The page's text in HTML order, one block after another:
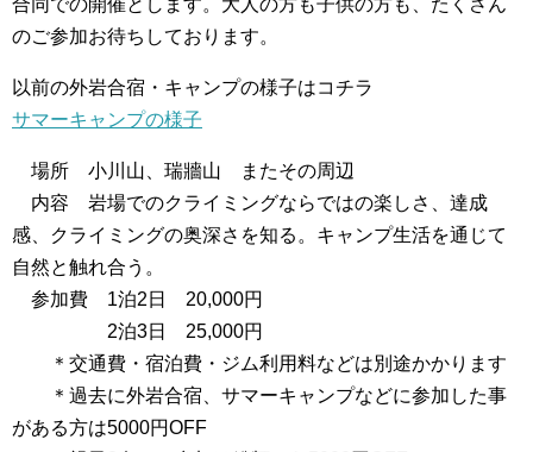
合同での開催とします。大人の方も子供の方も、たくさん
のご参加お待ちしております。
以前の外岩合宿・キャンプの様子はコチラ
サマーキャンプの様子
場所 小川山、瑞牆山 またその周辺
内容 岩場でのクライミングならではの楽しさ、達成
感、クライミングの奥深さを知る。キャンプ生活を通じて
自然と触れ合う。
参加費 1泊2日 20,000円
2泊3日 25,000円
＊交通費・宿泊費・ジム利用料などは別途かかります
＊過去に外岩合宿、サマーキャンプなどに参加した事
がある方は5000円OFF